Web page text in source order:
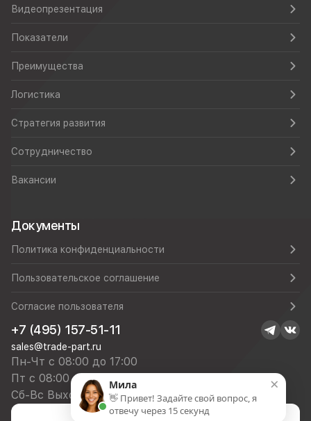
Видеопрезентация
Показатели
Преимущества
Логистика
Стратегия развития
Сотрудничество
Вакансии
Документы
Политика конфиденциальности
Пользовательское соглашение
Согласие пользователя
+7 (495) 157-51-11
sales@trade-part.ru
Пн-Чт с 08:00 до 17:00
Пт с 08:00 до 16:00
Сб-Вс Выходной
×
Мила
👋 Привет! Задайте свой вопрос, я
отвечу через 15 секунд